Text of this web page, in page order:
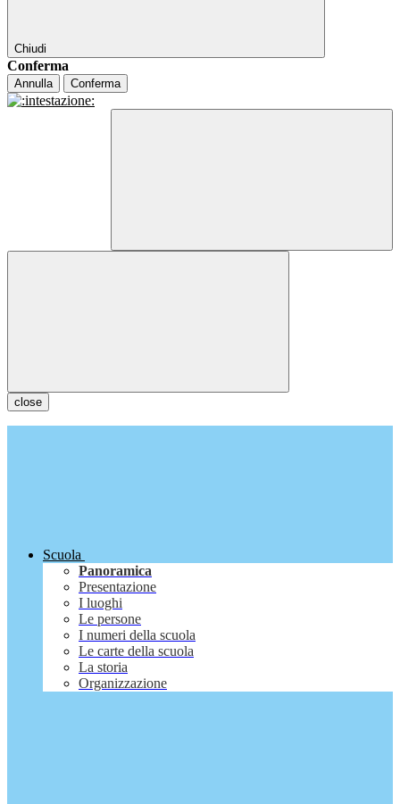
Chiudi
Conferma
Annulla Conferma
close
Scuola
Panoramica
Presentazione
I luoghi
Le persone
I numeri della scuola
Le carte della scuola
La storia
Organizzazione